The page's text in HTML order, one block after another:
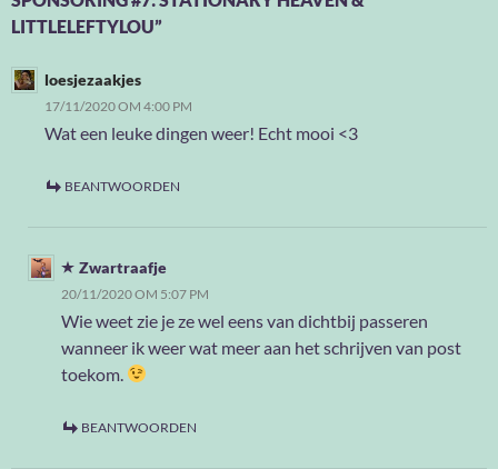
LITTLELEFTYLOU”
loesjezaakjes
17/11/2020 OM 4:00 PM
Wat een leuke dingen weer! Echt mooi <3
BEANTWOORDEN
Zwartraafje
20/11/2020 OM 5:07 PM
Wie weet zie je ze wel eens van dichtbij passeren
wanneer ik weer wat meer aan het schrijven van post
toekom.
BEANTWOORDEN